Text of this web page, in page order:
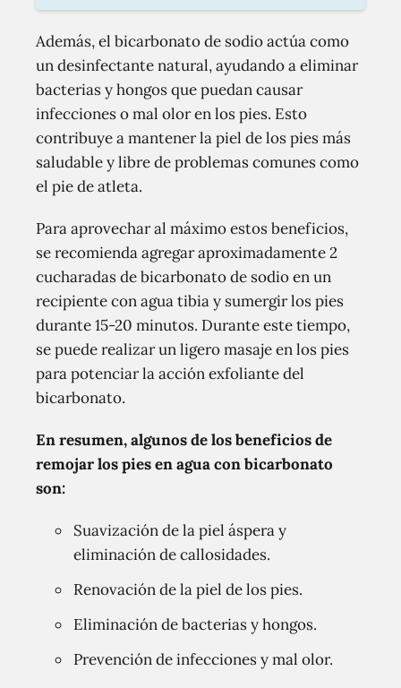
Además, el bicarbonato de sodio actúa como
un desinfectante natural, ayudando a eliminar
bacterias y hongos que puedan causar
infecciones o mal olor en los pies. Esto
contribuye a mantener la piel de los pies más
saludable y libre de problemas comunes como
el pie de atleta.
Para aprovechar al máximo estos beneficios,
se recomienda agregar aproximadamente 2
cucharadas de bicarbonato de sodio en un
recipiente con agua tibia y sumergir los pies
durante 15-20 minutos. Durante este tiempo,
se puede realizar un ligero masaje en los pies
para potenciar la acción exfoliante del
bicarbonato.
En resumen, algunos de los beneficios de
remojar los pies en agua con bicarbonato
son:
Suavización de la piel áspera y
eliminación de callosidades.
Renovación de la piel de los pies.
Eliminación de bacterias y hongos.
Prevención de infecciones y mal olor.